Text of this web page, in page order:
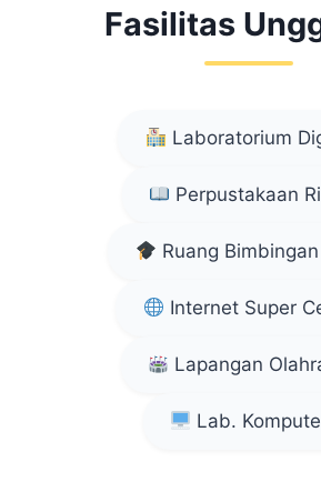
Fasilitas
Laboratorium
Perpustakaan
Ruang
Internet Super
Lapangan
Lab.